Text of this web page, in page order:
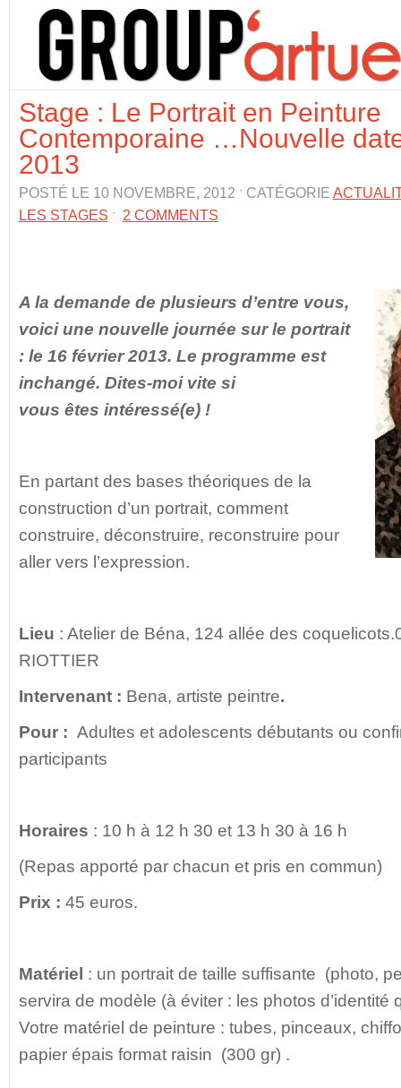
Stage : Le Portrait en Peinture
Contemporaine …Nouvelle
2013
POSTÉ LE 10 NOVEMBRE, 2012 ˑ CATÉGORIE
LES STAGES ˑ 2 COMMENTS
A la demande de plusieurs d’entre vous,
voici une nouvelle journée sur le portrait
: le 16 février 2013. Le programme est
inchangé. Dites-moi vite si
vous êtes intéressé(e) !
En partant des bases théoriques de la
construction d’un portrait, comment
construire, déconstruire, reconstruire pour
aller vers l’expression.
Lieu : Atelier de Béna, 124 allée des
RIOTTIER
Intervenant : Bena, artiste peintre.
Pour: Adultes et adolescents débutants ou
participants
Horaires : 10 h à 12 h 30 et 13 h 30 à 16 h
(Repas apporté par chacun et pris en commun)
Prix : 45 euros.
Matériel : un portrait de taille suffisante (photo,
servira de modèle (à éviter : les photos d’identité
Votre matériel de peinture : tubes, pinceaux,
papier épais format raisin (300 gr) .